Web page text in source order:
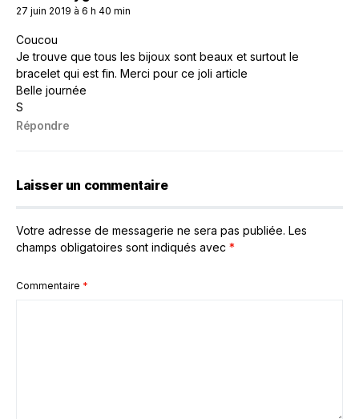
27 juin 2019 à 6 h 40 min
Coucou
Je trouve que tous les bijoux sont beaux et surtout le
bracelet qui est fin. Merci pour ce joli article
Belle journée
S
Répondre
Laisser un commentaire
Votre adresse de messagerie ne sera pas publiée. Les
champs obligatoires sont indiqués avec *
Commentaire *